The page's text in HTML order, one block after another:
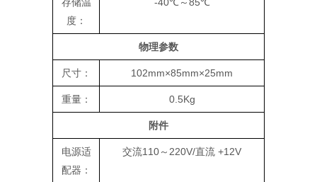
存储温
度：
-40℃～85℃
物理参数
尺寸： 102mm×85mm×25mm
重量： 0.5Kg
附件
电源适
配器：
交流110～220V/直流 +12V